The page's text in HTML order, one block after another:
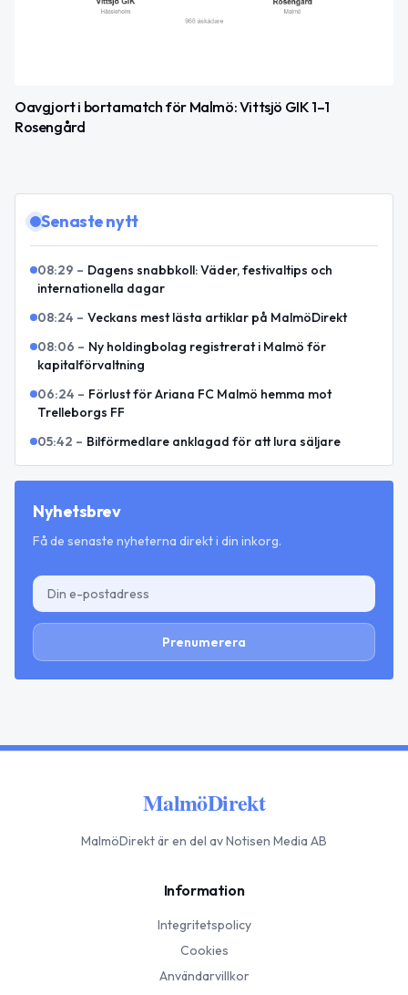
Oavgjort i bortamatch för Malmö: Vittsjö GIK 1–1
Rosengård
Senaste nytt
08:29 – Dagens snabbkoll: Väder, festivaltips och
internationella dagar
08:24 – Veckans mest lästa artiklar på MalmöDirekt
08:06 – Ny holdingbolag registrerat i Malmö för
kapitalförvaltning
06:24 – Förlust för Ariana FC Malmö hemma mot
Trelleborgs FF
05:42 – Bilförmedlare anklagad för att lura säljare
Nyhetsbrev
Få de senaste nyheterna direkt i din inkorg.
Prenumerera
MalmöDirekt
MalmöDirektär en del av Notisen Media AB
Information
Integritetspolicy
Cookies
Användarvillkor